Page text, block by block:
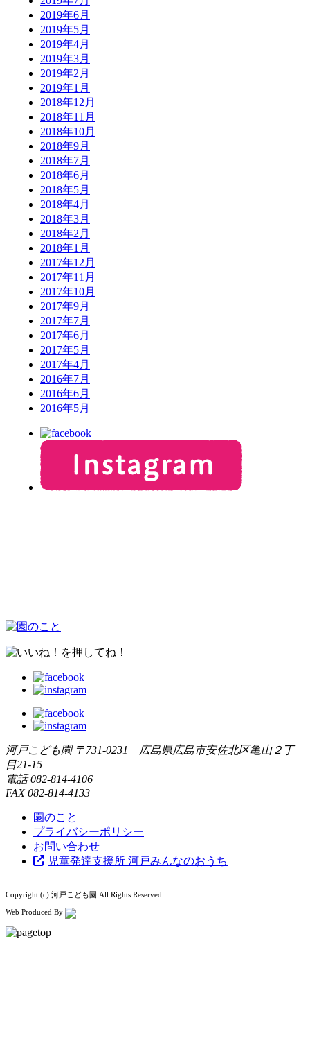
2019年6月
2019年5月
2019年4月
2019年3月
2019年2月
2019年1月
2018年12月
2018年11月
2018年10月
2018年9月
2018年7月
2018年6月
2018年5月
2018年4月
2018年3月
2018年2月
2018年1月
2017年12月
2017年11月
2017年10月
2017年9月
2017年7月
2017年6月
2017年5月
2017年4月
2016年7月
2016年6月
2016年5月
河戸こども園〒731-0231 広島県広島市安佐北区亀山２丁
目21-15
電話082-814-4106
FAX082-814-4133
園のこと
プライバシーポリシー
お問い合わせ
児童発達支援所 河戸みんなのおうち
Copyright (c) 河戸こども園 All Rights Reserved.
Web Produced By